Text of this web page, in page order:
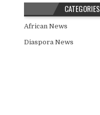
CATEGORIES
African News
Diaspora News